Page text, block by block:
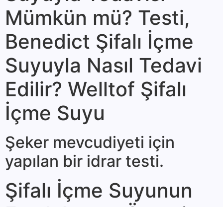
Mümkün mü? Testi,
Benedict Şifalı İçme
Suyuyla Nasıl Tedavi
Edilir? Welltof Şifalı
İçme Suyu
Şeker mev­cudiyeti için
yapılan bir id­rar testi.
Şifalı İçme Suyunun